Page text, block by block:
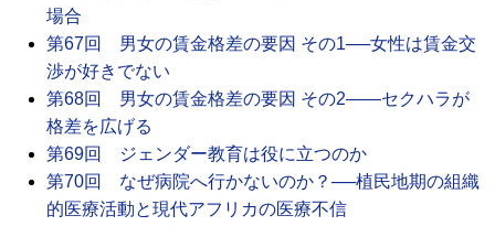
場合
第67回 男女の賃金格差の要因 その1──女性は賃金交
渉が好きでない
第68回 男女の賃金格差の要因 その2――セクハラが
格差を広げる
第69回 ジェンダー教育は役に立つのか
第70回 なぜ病院へ行かないのか？──植民地期の組織
的医療活動と現代アフリカの医療不信